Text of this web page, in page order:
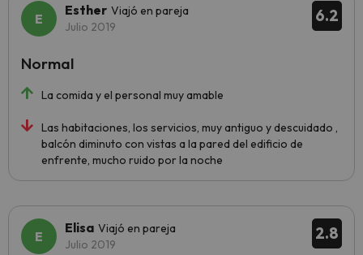
6.2
Esther Viajó en pareja
Julio 2019
La comida y el personal muy amable
Las habitaciones, los servicios, muy antiguo y descuidado ,
balcón diminuto con vistas a la pared del edificio de
enfrente, mucho ruido por la noche
Normal
2.8
Elisa Viajó en pareja
Julio 2019